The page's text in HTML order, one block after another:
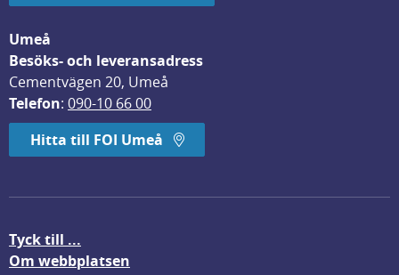
Umeå
Besöks- och leveransadress
Cementvägen 20, Umeå
Telefon: 090-10 66 00
Hitta till FOI Umeå
Tyck till ...
Om webbplatsen